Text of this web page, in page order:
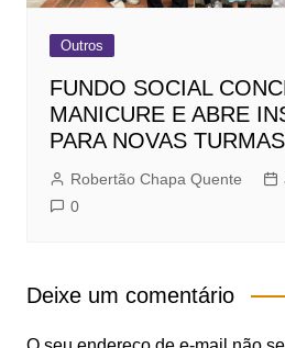
Outros
FUNDO SOCIAL
MANICURE E ABRE
PARA NOVAS TURMAS
Robertão Chapa Quente
0
Deixe um comentário